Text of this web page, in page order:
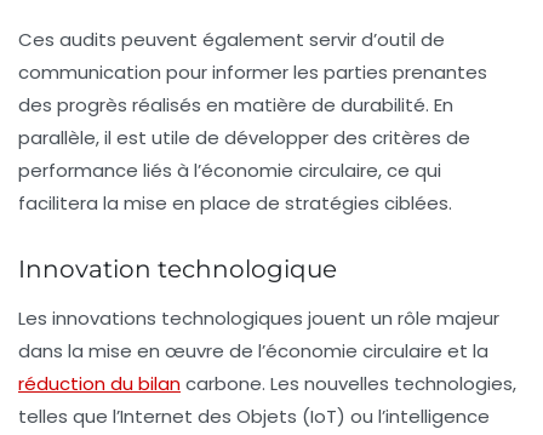
Ces audits peuvent également servir d’outil de
communication pour informer les parties prenantes
des progrès réalisés en matière de durabilité. En
parallèle, il est utile de développer des critères de
performance liés à l’économie circulaire, ce qui
facilitera la mise en place de stratégies ciblées.
Innovation technologique
Les innovations technologiques jouent un rôle majeur
dans la mise en œuvre de l’économie circulaire et la
réduction du bilancarbone. Les nouvelles technologies,
telles que l’Internet des Objets (IoT) ou l’intelligence